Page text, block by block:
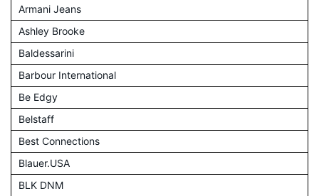
Armani Jeans
Ashley Brooke
Baldessarini
Barbour International
Be Edgy
Belstaff
Best Connections
Blauer.USA
BLK DNM